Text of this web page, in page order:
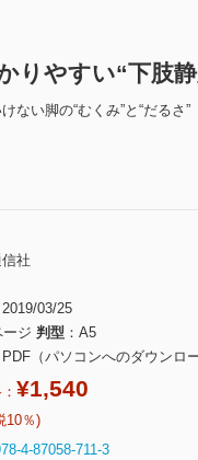
りやすい“下肢
ない脚の“むくみ”と“だるさ”
社
2019/03/25
ージ 判型
A5
PDF（パソコンへのダウンロ
¥1,540
10％)
4-87058-711-3